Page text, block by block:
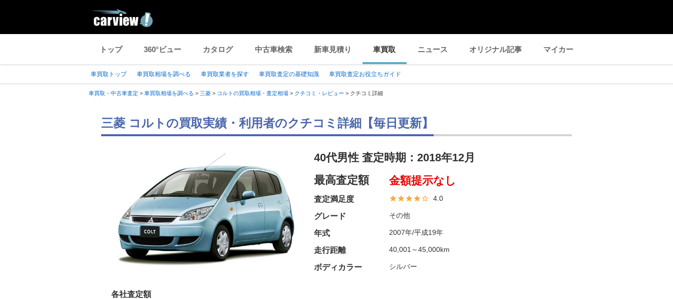
トップ 360°ビュー カタログ 中古車検索 新車見積り 車買取 ニュース オリジナル記事 マイカー
車買取トップ 車買取相場を調べる 車買取業者を探す 車買取査定の基礎知識 車買取査定お役立ちガイド
車買取・中古車査定 > 車買取相場を調べる > 三菱 > コルトの買取相場・査定相場 > クチコミ・レビュー > クチコミ詳細
三菱 コルトの買取実績・利用者のクチコミ詳細【毎日更新】
40代男性 査定時期： 2018年12月
最高査定額
金額提示なし
査定満足度 4.0
グレード その他
年式 2007年/平成19年
走行距離 40,001～45,000km
ボディカラー シルバー
各社査定額